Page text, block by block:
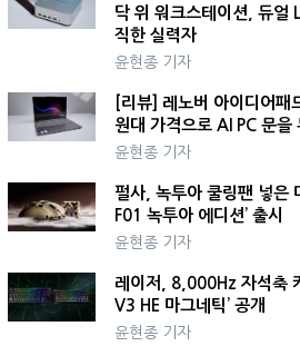
닥 위 워크스테이션, 듀얼
직한 실력자
윤현종 기자
[리뷰] 레노버 아이디어
원대 가격으로 AI PC 문을
윤현종 기자
펄사, 녹투아 쿨링팬 넣은
F01 녹투아 에디션’ 출시
윤현종 기자
레이저, 8,000Hz 자석축
V3 HE 마그네틱’ 공개
윤현종 기자